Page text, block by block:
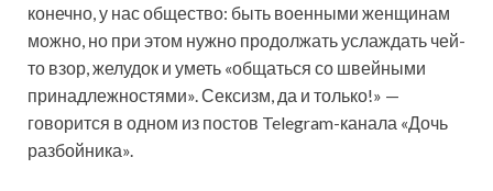
конечно, у нас общество: быть военными женщинам
можно, но при этом нужно продолжать услаждать чей-
то взор, желудок и уметь «общаться со швейными
принадлежностями». Сексизм, да и только!» —
говорится в одном из постов Telegram-канала «Дочь
разбойника».